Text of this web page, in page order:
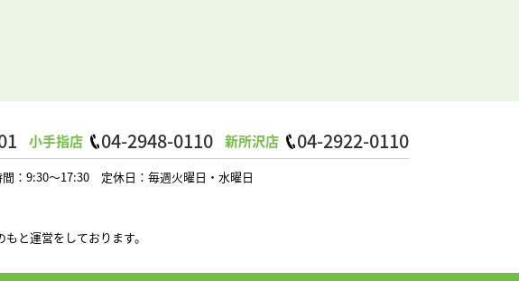
小手指店 04-2948-0110 新所沢店 04-2922-0110
間：9:30～17:30 定休日：毎週火曜日・水曜日
と運営をしております。